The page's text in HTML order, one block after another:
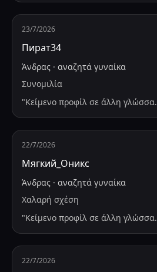
23/7/2026
Пират34
Άνδρας · αναζητά γυναίκα
Συνομιλία
"Κείμενο προφίλ σε άλλη γλώσσα.
22/7/2026
Мягкий_Оникс
Άνδρας · αναζητά γυναίκα
Χαλαρή σχέση
"Κείμενο προφίλ σε άλλη γλώσσα.
22/7/2026